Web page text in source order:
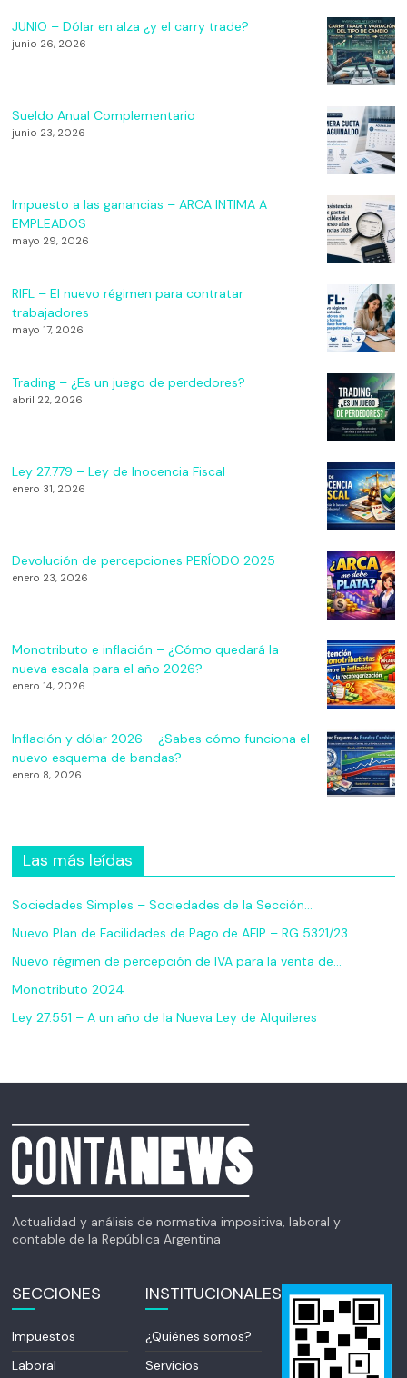
JUNIO – Dólar en alza ¿y el carry trade?
junio 26, 2026
Sueldo Anual Complementario
junio 23, 2026
Impuesto a las ganancias – ARCA INTIMA A
EMPLEADOS
mayo 29, 2026
RIFL – El nuevo régimen para contratar
trabajadores
mayo 17, 2026
Trading – ¿Es un juego de perdedores?
abril 22, 2026
Ley 27.779 – Ley de Inocencia Fiscal
enero 31, 2026
Devolución de percepciones PERÍODO 2025
enero 23, 2026
Monotributo e inflación – ¿Cómo quedará la
nueva escala para el año 2026?
enero 14, 2026
Inflación y dólar 2026 – ¿Sabes cómo funciona el
nuevo esquema de bandas?
enero 8, 2026
Las más leídas
Sociedades Simples – Sociedades de la Sección…
Nuevo Plan de Facilidades de Pago de AFIP – RG 5321/23
Nuevo régimen de percepción de IVA para la venta de…
Monotributo 2024
Ley 27.551 – A un año de la Nueva Ley de Alquileres
Actualidad y análisis de normativa impositiva, laboral y
contable de la República Argentina
SECCIONES
Impuestos
Laboral
INSTITUCIONALES
¿Quiénes somos?
Servicios